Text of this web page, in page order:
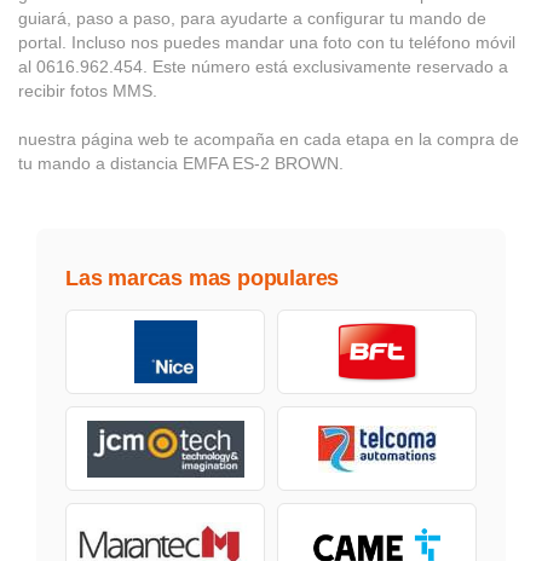
guiará, paso a paso, para ayudarte a configurar tu mando de
portal. Incluso nos puedes mandar una foto con tu teléfono móvil
al 0616.962.454. Este número está exclusivamente reservado a
recibir fotos MMS.
nuestra página web te acompaña en cada etapa en la compra de
tu mando a distancia EMFA ES-2 BROWN.
Las marcas mas populares